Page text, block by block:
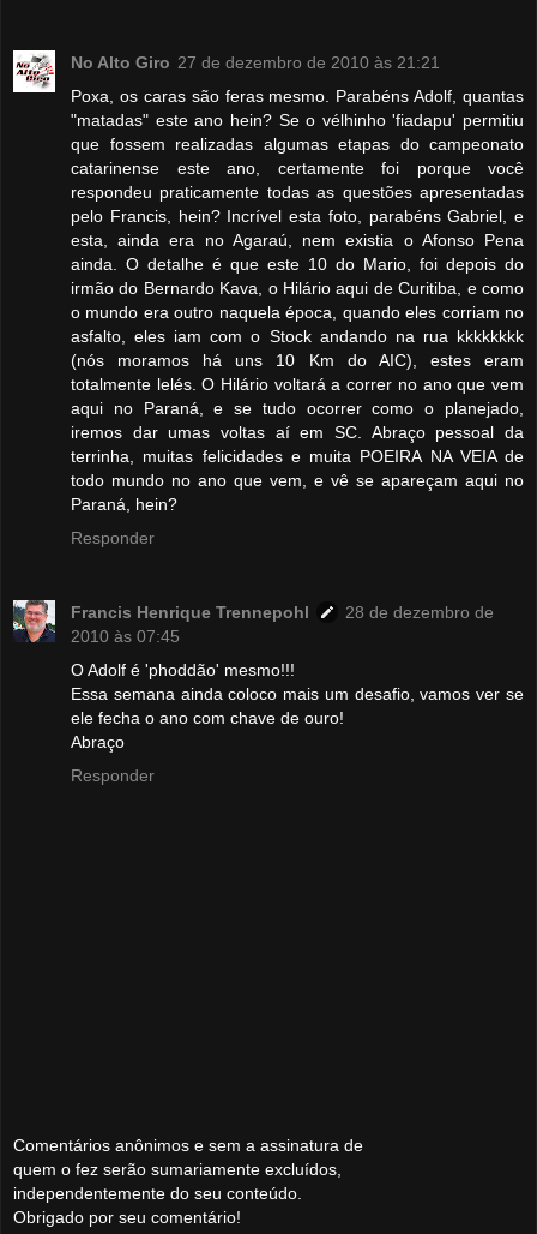
No Alto Giro 27 de dezembro de 2010 às 21:21
Poxa, os caras são feras mesmo. Parabéns Adolf, quantas
"matadas" este ano hein? Se o vélhinho 'fiadapu' permitiu
que fossem realizadas algumas etapas do campeonato
catarinense este ano, certamente foi porque você
respondeu praticamente todas as questões apresentadas
pelo Francis, hein? Incrível esta foto, parabéns Gabriel, e
esta, ainda era no Agaraú, nem existia o Afonso Pena
ainda. O detalhe é que este 10 do Mario, foi depois do
irmão do Bernardo Kava, o Hilário aqui de Curitiba, e como
o mundo era outro naquela época, quando eles corriam no
asfalto, eles iam com o Stock andando na rua kkkkkkkk
(nós moramos há uns 10 Km do AIC), estes eram
totalmente lelés. O Hilário voltará a correr no ano que vem
aqui no Paraná, e se tudo ocorrer como o planejado,
iremos dar umas voltas aí em SC. Abraço pessoal da
terrinha, muitas felicidades e muita POEIRA NA VEIA de
todo mundo no ano que vem, e vê se apareçam aqui no
Paraná, hein?
Responder
Francis Henrique Trennepohl
28 de dezembro de
2010 às 07:45
O Adolf é 'phoddão' mesmo!!!
Essa semana ainda coloco mais um desafio, vamos ver se
ele fecha o ano com chave de ouro!
Abraço
Responder
Comentários anônimos e sem a assinatura de
quem o fez serão sumariamente excluídos,
independentemente do seu conteúdo.
Obrigado por seu comentário!